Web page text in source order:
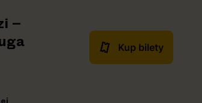
–
Kup bilety